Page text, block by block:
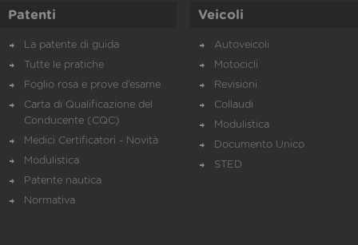
Patenti
La patente di guida
Tutte le pratiche
Foglio rosa e prove d’esame
Carta di Qualificazione del
Conducente (CQC)
Medici Certificatori - Novità
Modulistica
Patente nautica
Normativa
Veicoli
Autoveicoli
Motocicli
Revisioni
Collaudi
Modulistica
Documento Unico
STED